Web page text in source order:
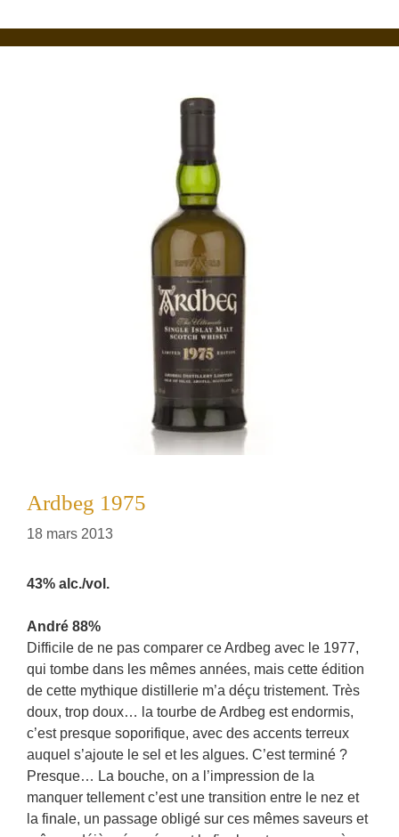
Ardbeg 1975
18 mars 2013
43% alc./vol.
André 88%
Difficile de ne pas comparer ce Ardbeg avec le 1977,
qui tombe dans les mêmes années, mais cette édition
de cette mythique distillerie m’a déçu tristement. Très
doux, trop doux… la tourbe de Ardbeg est endormis,
c’est presque soporifique, avec des accents terreux
auquel s’ajoute le sel et les algues. C’est terminé ?
Presque… La bouche, on a l’impression de la
manquer tellement c’est une transition entre le nez et
la finale, un passage obligé sur ces mêmes saveurs et